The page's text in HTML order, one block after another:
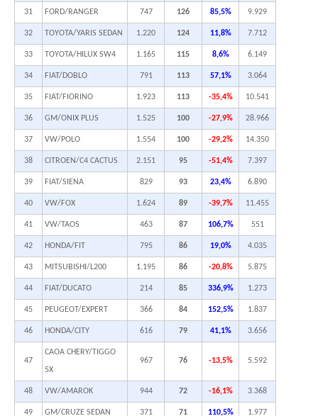
31 FORD/RANGER 747 126 85,5% 9.929
32 TOYOTA/YARIS SEDAN 1.220 124 11,8% 7.712
33 TOYOTA/HILUX SW4 1.165 115 8,6% 6.149
34 FIAT/DOBLO 791 113 57,1% 3.064
35 FIAT/FIORINO 1.923 113 -35,4% 10.541
36 GM/ONIX PLUS 1.525 100 -27,9% 28.966
37 VW/POLO 1.554 100 -29,2% 14.350
38 CITROEN/C4 CACTUS 2.151 95 -51,4% 7.397
39 FIAT/SIENA 829 93 23,4% 6.890
40 VW/FOX 1.624 89 -39,7% 11.455
41 VW/TAOS 463 87 106,7% 551
42 HONDA/FIT 795 86 19,0% 4.035
43 MITSUBISHI/L200 1.195 86 -20,8% 5.875
44 FIAT/DUCATO 214 85 336,9% 1.273
45 PEUGEOT/EXPERT 366 84 152,5% 1.837
46 HONDA/CITY 616 79 41,1% 3.656
47
CAOA CHERY/TIGGO
5X
967 76 -13,5% 5.592
48 VW/AMAROK 944 72 -16,1% 3.368
49 GM/CRUZE SEDAN 371 71 110,5% 1.977